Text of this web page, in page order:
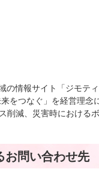
の情報サイト「ジモテ
をつなぐ」を経営理
削減、災害時における
お問い合わせ先